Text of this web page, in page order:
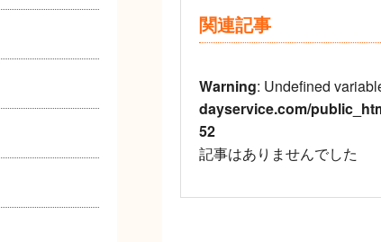
関連記事
Warning: Undefined
dayservice.com/
52
記事はありませんでした